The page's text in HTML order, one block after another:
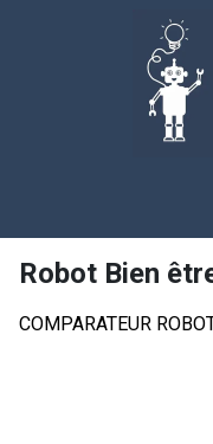
Aller au contenu principal
Robot Bien
COMPARATEUR
Panneau de gestion des